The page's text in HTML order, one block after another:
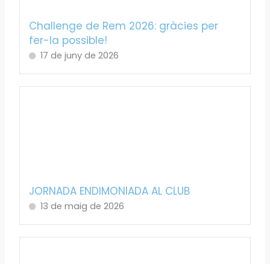
Challenge de Rem 2026: gràcies per
fer-la possible!
17 de juny de 2026
JORNADA ENDIMONIADA AL CLUB
13 de maig de 2026